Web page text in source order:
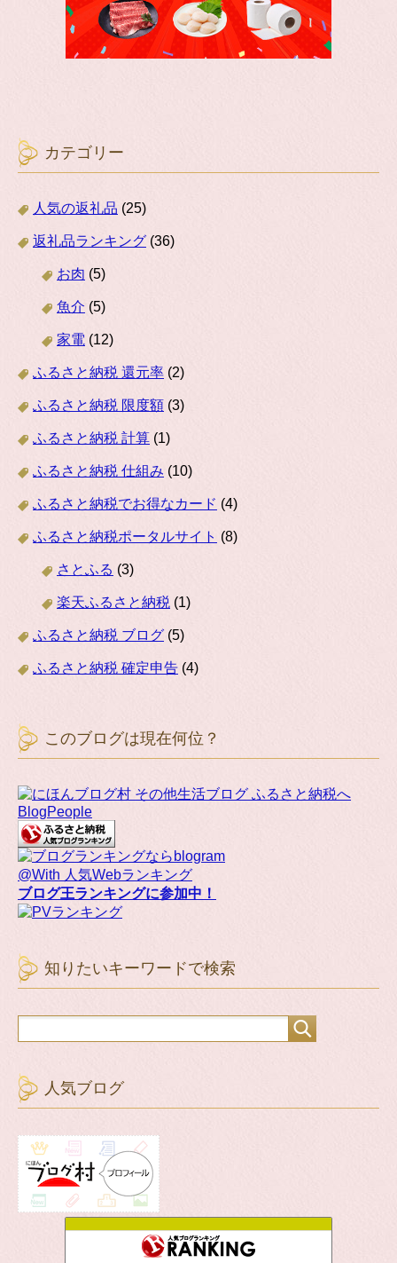
カテゴリー
人気の返礼品 (25)
返礼品ランキング (36)
お肉 (5)
魚介 (5)
家電 (12)
ふるさと納税 還元率 (2)
ふるさと納税 限度額 (3)
ふるさと納税 計算 (1)
ふるさと納税 仕組み (10)
ふるさと納税でお得なカード (4)
ふるさと納税ポータルサイト (8)
さとふる (3)
楽天ふるさと納税 (1)
ふるさと納税 ブログ (5)
ふるさと納税 確定申告 (4)
このブログは現在何位？
BlogPeople
@With 人気Webランキング
ブログ王ランキングに参加中！
知りたいキーワードで検索
人気ブログ